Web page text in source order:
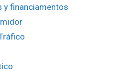
y financiamentos